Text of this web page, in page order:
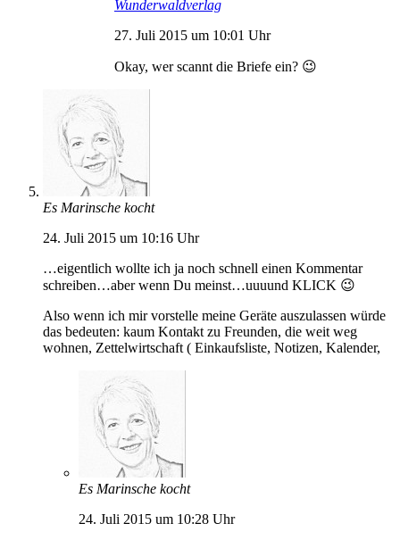
Wunderwaldverlag
27. Juli 2015 um 10:01 Uhr
Okay, wer scannt die Briefe ein? 😉
Es Marinsche kocht
24. Juli 2015 um 10:16 Uhr
…eigentlich wollte ich ja noch schnell einen Kommentar
schreiben…aber wenn Du meinst…uuuund KLICK 😉
Also wenn ich mir vorstelle meine Geräte auszulassen würde
das bedeuten: kaum Kontakt zu Freunden, die weit weg
wohnen, Zettelwirtschaft ( Einkaufsliste, Notizen, Kalender,
Es Marinsche kocht
24. Juli 2015 um 10:28 Uhr